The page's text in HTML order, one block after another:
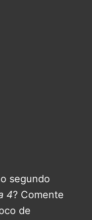
segundo
4? Comente
de